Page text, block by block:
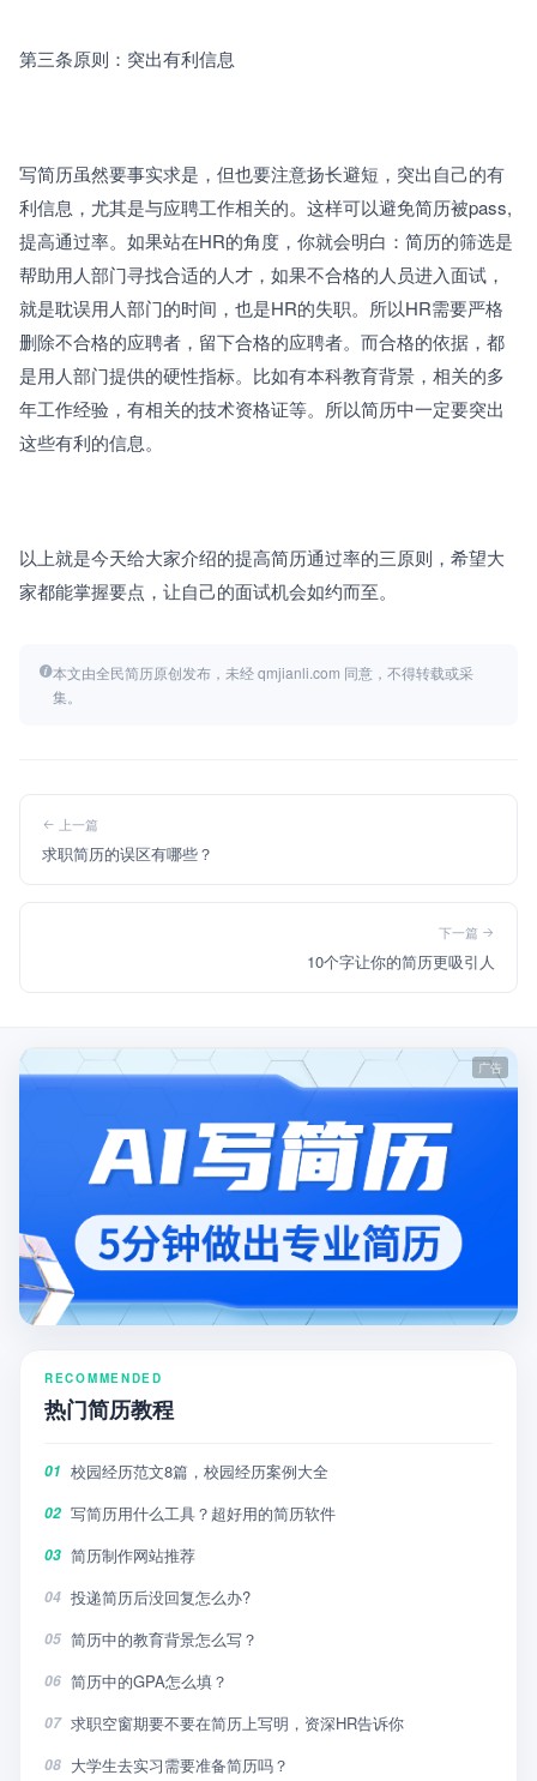
第三条原则：突出有利信息
写简历虽然要事实求是，但也要注意扬长避短，突出自己的有
利信息，尤其是与应聘工作相关的。这样可以避免简历被pass,
提高通过率。如果站在HR的角度，你就会明白：简历的筛选是
帮助用人部门寻找合适的人才，如果不合格的人员进入面试，
就是耽误用人部门的时间，也是HR的失职。所以HR需要严格
删除不合格的应聘者，留下合格的应聘者。而合格的依据，都
是用人部门提供的硬性指标。比如有本科教育背景，相关的多
年工作经验，有相关的技术资格证等。所以简历中一定要突出
这些有利的信息。
以上就是今天给大家介绍的提高简历通过率的三原则，希望大
家都能掌握要点，让自己的面试机会如约而至。
本文由全民简历原创发布，未经 qmjianli.com 同意，不得转载或采
集。
上一篇
求职简历的误区有哪些？
下一篇
10个字让你的简历更吸引人
RECOMMENDED
热门简历教程
01 校园经历范文8篇，校园经历案例大全
02 写简历用什么工具？超好用的简历软件
03 简历制作网站推荐
04 投递简历后没回复怎么办?
05 简历中的教育背景怎么写？
06 简历中的GPA怎么填？
07 求职空窗期要不要在简历上写明，资深HR告诉你
08 大学生去实习需要准备简历吗？